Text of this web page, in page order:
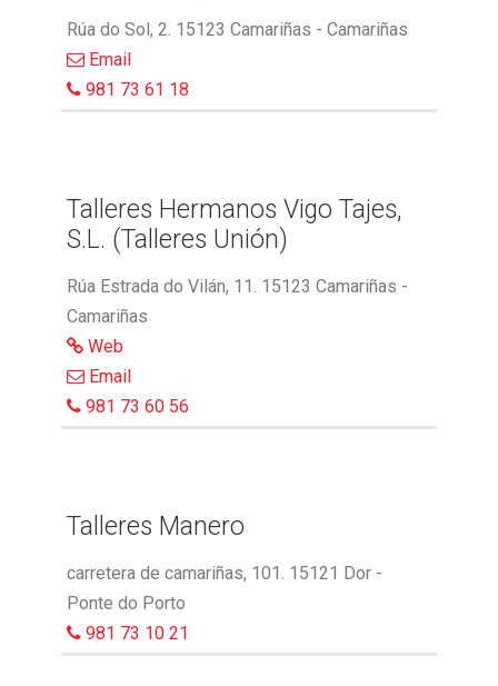
Rúa do Sol, 2. 15123 Camariñas - Camariñas
Email
981 73 61 18
Talleres Hermanos Vigo Tajes,
S.L. (Talleres Unión)
Rúa Estrada do Vilán, 11. 15123 Camariñas -
Camariñas
Web
Email
981 73 60 56
Talleres Manero
carretera de camariñas, 101. 15121 Dor -
Ponte do Porto
981 73 10 21